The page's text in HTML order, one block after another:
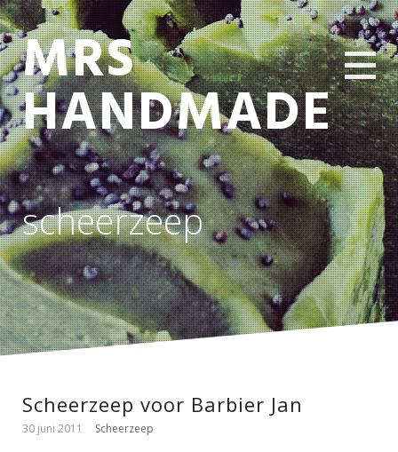
MRS
HANDMADE
scheerzeep
Scheerzeep voor Barbier Jan
30 juni 2011 Scheerzeep